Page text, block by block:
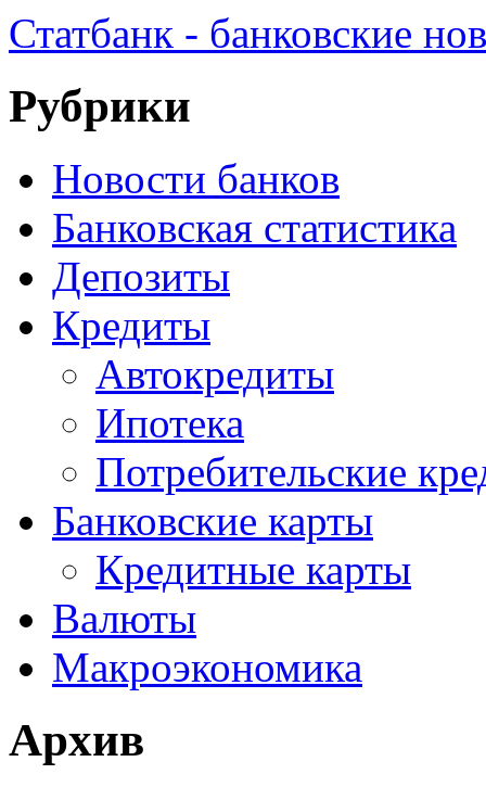
Статбанк - банковские
Рубрики
Новости банков
Банковская статистика
Депозиты
Кредиты
Автокредиты
Ипотека
Потребительские
Банковские карты
Кредитные карты
Валюты
Макроэкономика
Архив